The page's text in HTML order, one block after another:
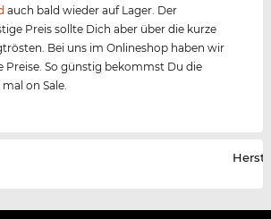
auch bald wieder auf Lager. Der
Preis sollte Dich aber über die kurze
Bei uns im Onlineshop haben wir
Preise. So günstig bekommst Du die
on Sale.